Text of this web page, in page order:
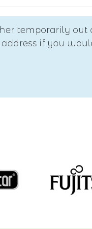
temporarily out
if you